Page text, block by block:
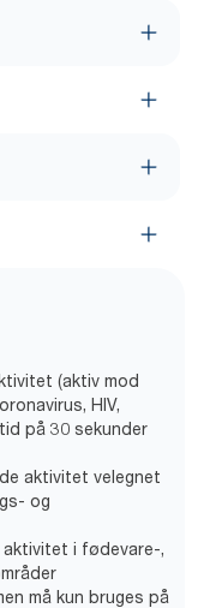
(aktiv mod
HIV,
på 30 sekunder
aktivitet velegnet
og
aktivitet i fødevare-,
må kun bruges på